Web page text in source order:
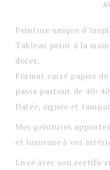
Peinture unique
Tableau peint à la
dorer.
Format carré papier
passe partout de
Datée, signée et
Mes peintures
et luxueuse à vos
Livré avec son